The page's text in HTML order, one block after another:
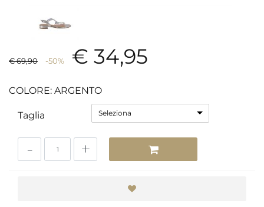
€ 69,90 -50% € 34,95
COLORE: ARGENTO
Taglia Seleziona